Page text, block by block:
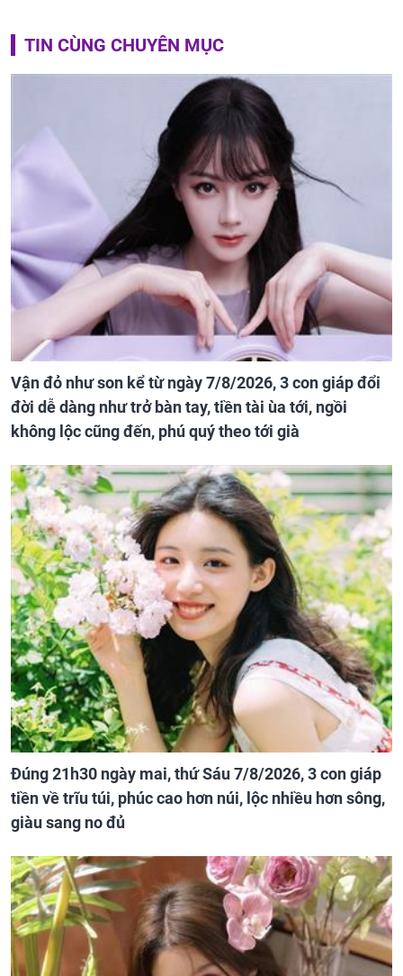
TIN CÙNG CHUYÊN MỤC
Vận đỏ như son kể từ ngày 7/8/2026, 3 con giáp đổi
đời dễ dàng như trở bàn tay, tiền tài ùa tới, ngồi
không lộc cũng đến, phú quý theo tới già
Đúng 21h30 ngày mai, thứ Sáu 7/8/2026, 3 con giáp
tiền về trĩu túi, phúc cao hơn núi, lộc nhiều hơn sông,
giàu sang no đủ